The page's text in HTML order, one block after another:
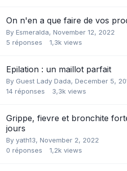
On n'en a que faire de vos
By Esmeralda, November 12, 2022
5 réponses 1,3k views
Epilation : un maillot parfait
By Guest Lady Dada, December 5,
14 réponses 3,3k views
Grippe, fievre et bronchite
jours
By yath13, November 2, 2022
0 réponses 1,2k views